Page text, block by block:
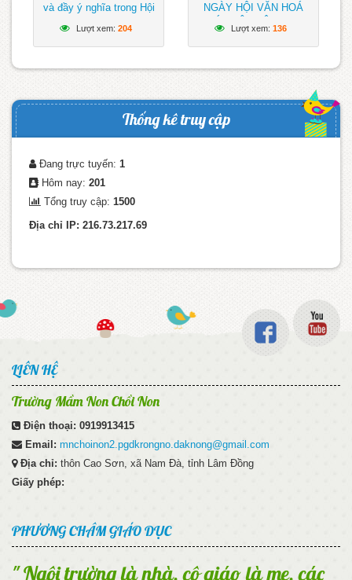
và đầy ý nghĩa trong Hội
các dân tộc của trường
Mầm non Chồi Non
Lượt xem: 204
NGÀY HỘI VĂN HOÁ
TRƯỜNG MẦM NON
CHỒI NON, XÃ NAM ĐÀ
Lượt xem: 136
Thống kê truy cập
Đang trực tuyến: 1
Hôm nay: 201
Tổng truy cập: 1500
Địa chỉ IP: 216.73.217.69
LIÊN HỆ
Trường Mầm Non Chồi Non
Điện thoại: 0919913415
Email: mnchoinon2.pgdkrongno.daknong@gmail.com
Địa chỉ: thôn Cao Sơn, xã Nam Đà, tỉnh Lâm Đồng
Giấy phép:
PHƯƠNG CHÂM GIÁO DỤC
" Ngôi trường là nhà, cô giáo là mẹ, các